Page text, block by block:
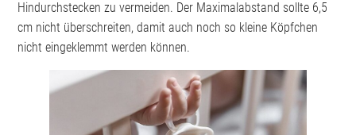
Hindurchstecken zu vermeiden. Der Maximalabstand sollte 6,5
cm nicht überschreiten, damit auch noch so kleine Köpfchen
nicht eingeklemmt werden können.